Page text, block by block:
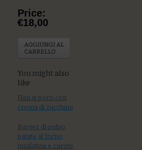
Price:
€18,00
AGGIUNGI AL
CARRELLO
You might also
like
Flan ai porri con
crema di zucchine
Burger di polpo,
patate al forno,
insalatina e carote,